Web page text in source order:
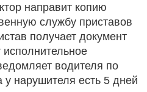
направит копию
службу приставов
получает документ
водителя по
у нарушителя есть 5 дней